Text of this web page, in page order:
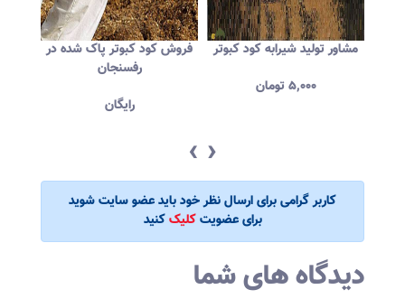
فروش کود کبوتر پاک شده در
رفسنجان
رایگان
مشاور تولید شیرابه کود کبوتر
۵,۰۰۰ تومان
‹ ›
کاربر گرامی برای ارسال نظر خود باید عضو سایت شوید
برای عضویتکلیککنید
دیدگاه های شما